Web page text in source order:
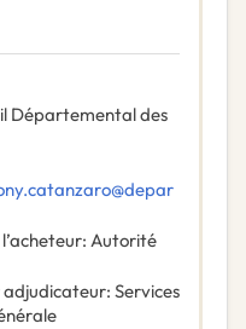
Départemental des
: Autorité
adjudicateur: Services